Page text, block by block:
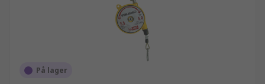
På lager